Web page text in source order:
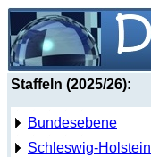
Staffeln (2025/26):
Bundesebene
Schleswig-Holstein